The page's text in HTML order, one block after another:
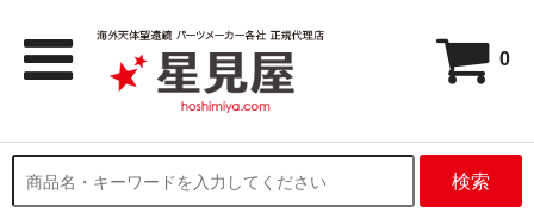
0
検索